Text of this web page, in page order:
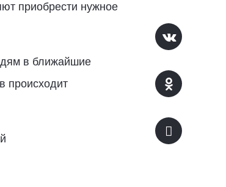
приобрести нужное
в ближайшие
происходит